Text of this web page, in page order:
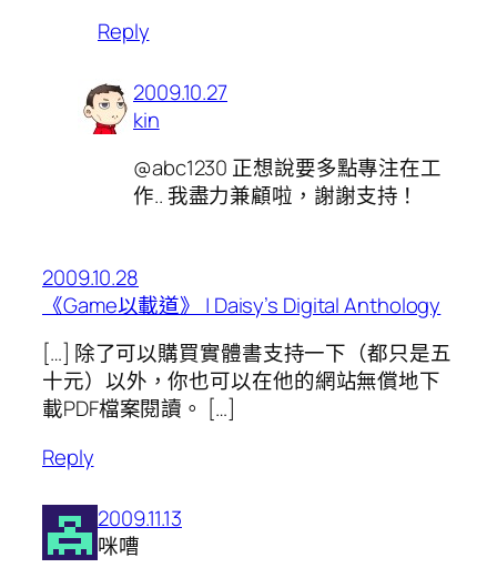
Reply
2009.10.27
kin
@abc1230 正想說要多點專注在工
作.. 我盡力兼顧啦，謝謝支持！
2009.10.28
《Game以載道》 | Daisy’s Digital Anthology
[…] 除了可以購買實體書支持一下（都只是五
十元）以外，你也可以在他的網站無償地下
載PDF檔案閱讀。 […]
Reply
2009.11.13
咪嘈